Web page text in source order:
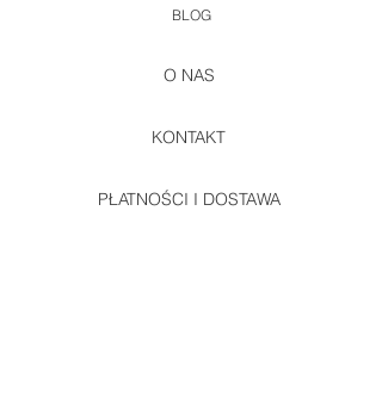
BLOG
O NAS
KONTAKT
PŁATNOŚCI I DOSTAWA